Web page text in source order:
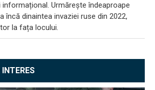
Urmărește îndeaproape
încă dinaintea invaziei ruse din 2022,
la fața locului.